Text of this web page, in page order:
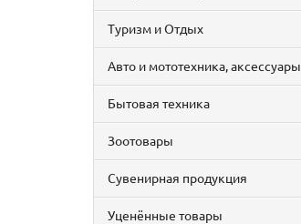
Туризм и Отдых
Авто и мототехника, аксессуары
Бытовая техника
Зоотовары
Сувенирная продукция
Уценённые товары